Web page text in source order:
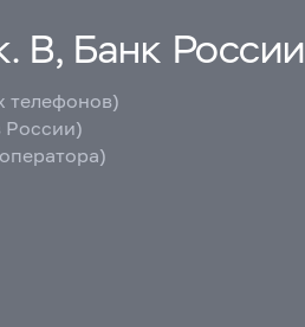
В, Банк России
телефонов)
России)